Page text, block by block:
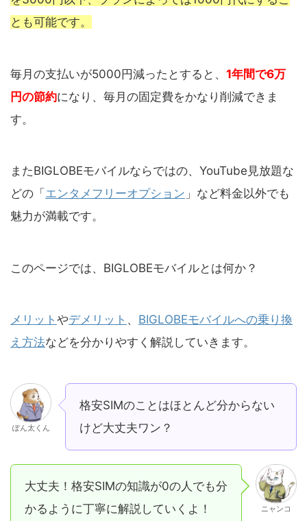
とも可能です。
毎月の支払いが5000円減ったとすると、 1年間で6万
円の節約になり、毎月の固定費をかなり削減できま
す。
またBIGLOBEモバイルならではの、YouTube見放題な
どの「 エンタメフリーオプション 」など料金以外でも
魅力が満載です。
このページでは、BIGLOBEモバイルとは何か？
メリット やデメリット 、 BIGLOBEモバイルへの乗り換
え方法などを分かりやすく解説していきます。
ぽん太くん
格安SIMのことはほとんど分からない
けど大丈夫ワン？
大丈夫！格安SIMの知識が0の人でも分
かるように丁寧に解説していくよ！
ニャンコ